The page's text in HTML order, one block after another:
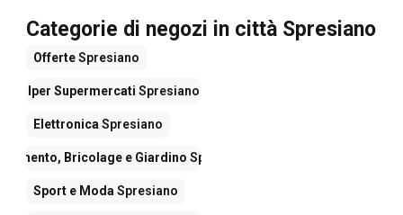
Categorie di negozi in città Spresiano
OfferteSpresiano
Iper Supermercati Spresiano
Elettronica Spresiano
Bricolage e Giardino Spresiano
Sport e Moda Spresiano